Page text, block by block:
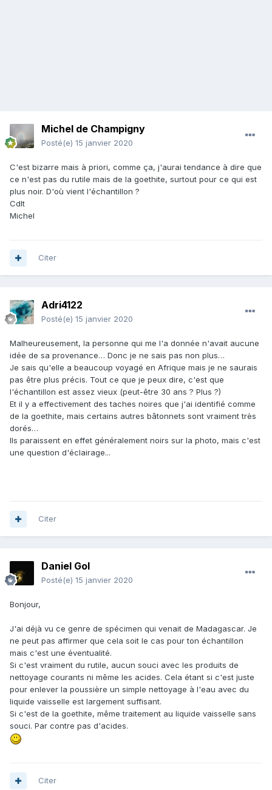
Michel de Champigny
Posté(e) 15 janvier 2020
C'est bizarre mais à priori, comme ça, j'aurai tendance à dire que
ce n'est pas du rutile mais de la goethite, surtout pour ce qui est
plus noir. D'où vient l'échantillon ?
Cdlt
Michel
Citer
Adri4122
Posté(e) 15 janvier 2020
Malheureusement, la personne qui me l'a donnée n'avait aucune
idée de sa provenance… Donc je ne sais pas non plus…
Je sais qu'elle a beaucoup voyagé en Afrique mais je ne saurais
pas être plus précis. Tout ce que je peux dire, c'est que
l'échantillon est assez vieux (peut-être 30 ans ? Plus ?)
Et il y a effectivement des taches noires que j'ai identifié comme
de la goethite, mais certains autres bâtonnets sont vraiment très
dorés…
Ils paraissent en effet généralement noirs sur la photo, mais c'est
une question d'éclairage...
Citer
Daniel Gol
Posté(e) 15 janvier 2020
Bonjour,
J'ai déjà vu ce genre de spécimen qui venait de Madagascar. Je
ne peut pas affirmer que cela soit le cas pour ton échantillon
mais c'est une éventualité.
Si c'est vraiment du rutile, aucun souci avec les produits de
nettoyage courants ni même les acides. Cela étant si c'est juste
pour enlever la poussière un simple nettoyage à l'eau avec du
liquide vaisselle est largement suffisant.
Si c'est de la goethite, même traitement au liquide vaisselle sans
souci. Par contre pas d'acides.
Citer